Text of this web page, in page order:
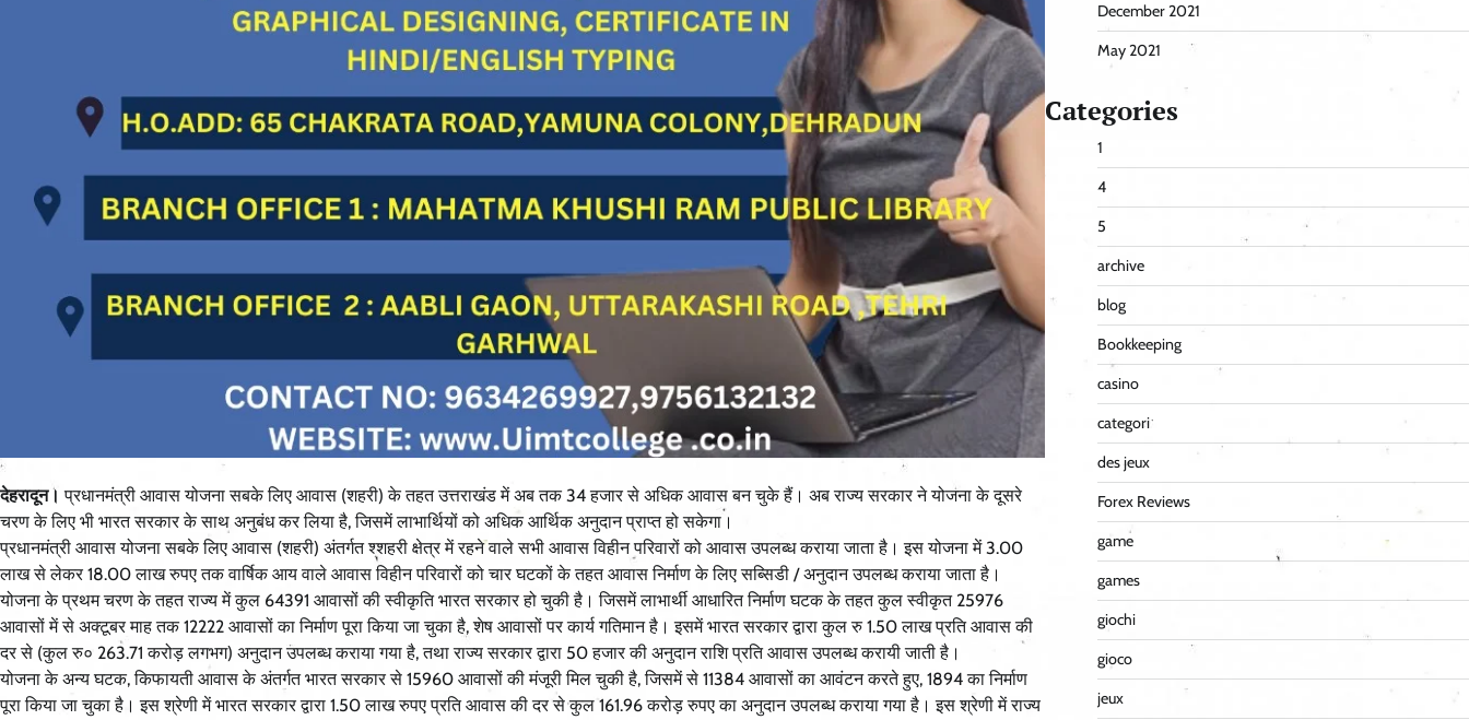
देहरादून। प्रधानमंत्री आवास योजना सबके लिए आवास (शहरी) के तहत उत्तराखंड में अब तक 34 हजार से अधिक आवास बन चुके हैं। अब राज्य सरकार ने योजना के दूसरे
चरण के लिए भी भारत सरकार के साथ अनुबंध कर लिया है, जिसमें लाभार्थियों को अधिक आर्थिक अनुदान प्राप्त हो सकेगा।
प्रधानमंत्री आवास योजना सबके लिए आवास (शहरी) अंतर्गत श्शहरी क्षेत्र में रहने वाले सभी आवास विहीन परिवारों को आवास उपलब्ध कराया जाता है। इस योजना में 3.00
लाख से लेकर 18.00 लाख रुपए तक वार्षिक आय वाले आवास विहीन परिवारों को चार घटकों के तहत आवास निर्माण के लिए सब्सिडी / अनुदान उपलब्ध कराया जाता है।
योजना के प्रथम चरण के तहत राज्य में कुल 64391 आवासों की स्वीकृति भारत सरकार हो चुकी है। जिसमें लाभार्थी आधारित निर्माण घटक के तहत कुल स्वीकृत 25976
आवासों में से अक्टूबर माह तक 12222 आवासों का निर्माण पूरा किया जा चुका है, शेष आवासों पर कार्य गतिमान है। इसमें भारत सरकार द्वारा कुल रु 1.50 लाख प्रति आवास की
दर से (कुल रु० 263.71 करोड़ लगभग) अनुदान उपलब्ध कराया गया है, तथा राज्य सरकार द्वारा 50 हजार की अनुदान राशि प्रति आवास उपलब्ध करायी जाती है।
योजना के अन्य घटक, किफायती आवास के अंतर्गत भारत सरकार से 15960 आवासों की मंजूरी मिल चुकी है, जिसमें से 11384 आवासों का आवंटन करते हुए, 1894 का निर्माण
पूरा किया जा चुका है। इस श्रेणी में भारत सरकार द्वारा 1.50 लाख रुपए प्रति आवास की दर से कुल 161.96 करोड़ रुपए का अनुदान उपलब्ध कराया गया है। इस श्रेणी में राज्य
December 2021
May 2021
Categories
1
4
5
archive
blog
Bookkeeping
casino
categori
des jeux
Forex Reviews
game
games
giochi
gioco
jeux